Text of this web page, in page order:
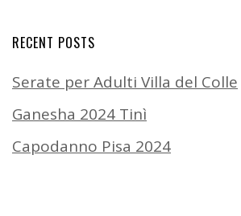
RECENT POSTS
Serate per Adulti Villa del Colle
Ganesha 2024 Tinì
Capodanno Pisa 2024